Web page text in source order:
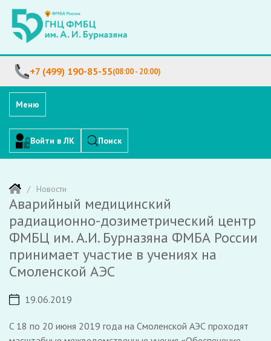
+7 (499) 190-85-55(08:00 - 20:00)
Меню
Войти в ЛК Поиск
Новости
Аварийный медицинский
радиационно-дозиметрический центр
ФМБЦ им. А.И. Бурназяна ФМБА России
принимает участие в учениях на
Смоленской АЭС
19.06.2019
C 18 по 20 июня 2019 года на Смоленской АЭС проходят